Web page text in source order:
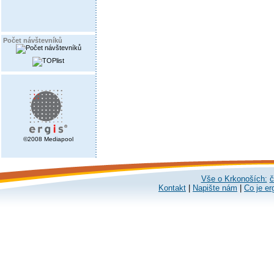
Počet návštevníků
©2008 Mediapool
Vše o Krkonoších:
Kontakt
Napište nám Co je